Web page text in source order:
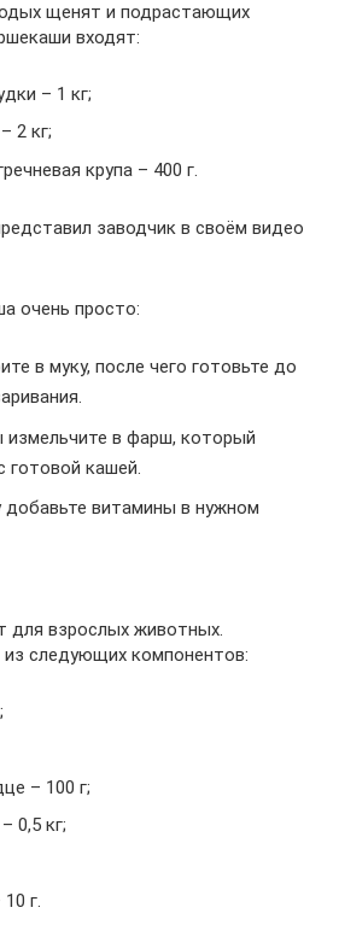
щенят и подрастающих
входят:
– 1 кг;
2 кг;
крупа – 400 г.
заводчик в своём видео
очень просто:
в муку, после чего готовьте до
измельчите в фарш, который
готовой кашей.
витамины в нужном
для взрослых животных.
следующих компонентов:
– 100 г;
0,5 кг;
г.